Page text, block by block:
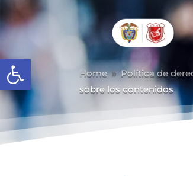
Abrir barra de herramientas
Home 9 Política de
sobre los contenidos